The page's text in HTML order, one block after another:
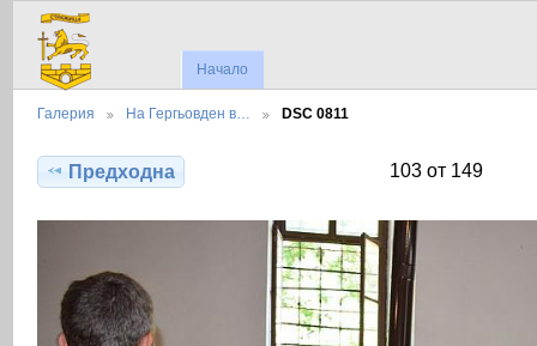
Начало
Галерия На Гергьовден в… DSC 0811
Предходна 103 от 149